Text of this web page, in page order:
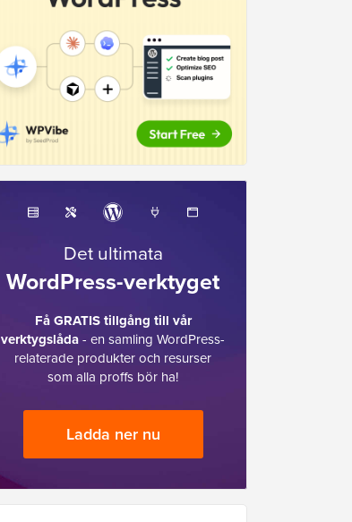
Det ultimata
WordPress-verktyget
Få GRATIS tillgång till vår
verktygslåda- en samling WordPress-
relaterade produkter och resurser
som alla proffs bör ha!
Ladda ner nu